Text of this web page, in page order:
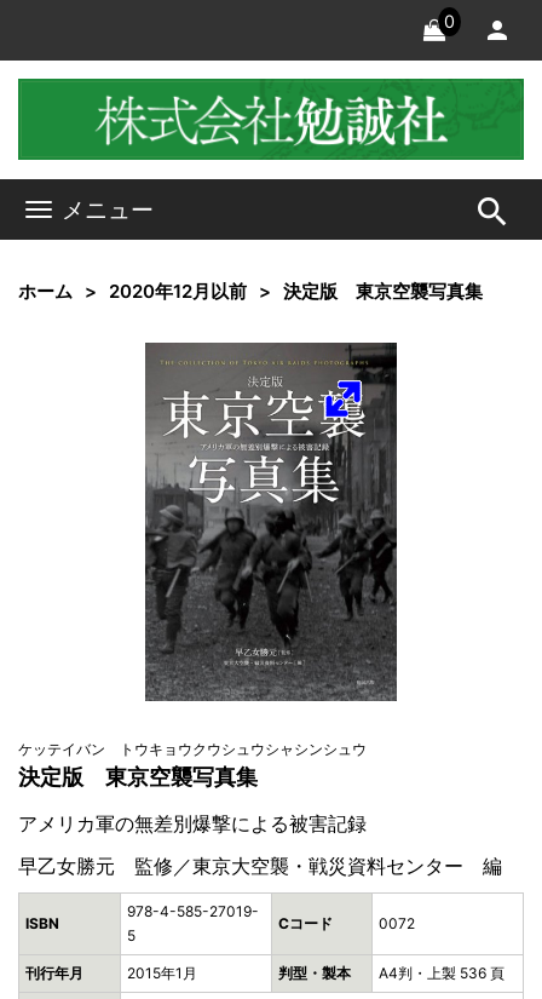
0
メニュー search
ホーム 2020年12月以前 決定版 東京空襲写真集
ケッテイバン トウキョウクウシュウシャシンシュウ
決定版 東京空襲写真集
アメリカ軍の無差別爆撃による被害記録
早乙女勝元 監修／東京大空襲・戦災資料センター 編
ISBN
978-4-585-27019-
5
Cコード 0072
刊行年月 2015年1月 判型・製本 A4判・上製 536 頁